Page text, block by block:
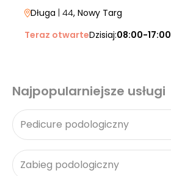
Długa | 44, Nowy Targ
Teraz otwarteDzisiaj:08:00-17:00
Najpopularniejsze usługi
Pedicure podologiczny
Zabieg podologiczny